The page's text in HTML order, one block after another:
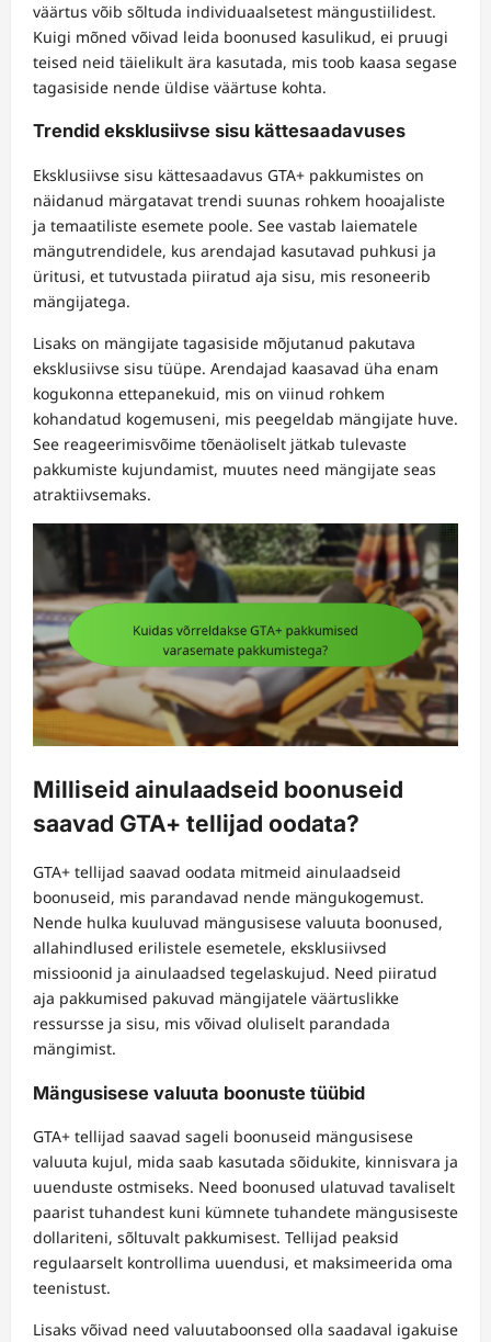
väärtus võib sõltuda individuaalsetest mängustiilidest.
Kuigi mõned võivad leida boonused kasulikud, ei pruugi
teised neid täielikult ära kasutada, mis toob kaasa segase
tagasiside nende üldise väärtuse kohta.
Trendid eksklusiivse sisu kättesaadavuses
Eksklusiivse sisu kättesaadavus GTA+ pakkumistes on
näidanud märgatavat trendi suunas rohkem hooajaliste
ja temaatiliste esemete poole. See vastab laiematele
mängutrendidele, kus arendajad kasutavad puhkusi ja
üritusi, et tutvustada piiratud aja sisu, mis resoneerib
mängijatega.
Lisaks on mängijate tagasiside mõjutanud pakutava
eksklusiivse sisu tüüpe. Arendajad kaasavad üha enam
kogukonna ettepanekuid, mis on viinud rohkem
kohandatud kogemuseni, mis peegeldab mängijate huve.
See reageerimisvõime tõenäoliselt jätkab tulevaste
pakkumiste kujundamist, muutes need mängijate seas
atraktiivsemaks.
Milliseid ainulaadseid boonuseid
saavad GTA+ tellijad oodata?
GTA+ tellijad saavad oodata mitmeid ainulaadseid
boonuseid, mis parandavad nende mängukogemust.
Nende hulka kuuluvad mängusisese valuuta boonused,
allahindlused erilistele esemetele, eksklusiivsed
missioonid ja ainulaadsed tegelaskujud. Need piiratud
aja pakkumised pakuvad mängijatele väärtuslikke
ressursse ja sisu, mis võivad oluliselt parandada
mängimist.
Mängusisese valuuta boonuste tüübid
GTA+ tellijad saavad sageli boonuseid mängusisese
valuuta kujul, mida saab kasutada sõidukite, kinnisvara ja
uuenduste ostmiseks. Need boonused ulatuvad tavaliselt
paarist tuhandest kuni kümnete tuhandete mängusiseste
dollariteni, sõltuvalt pakkumisest. Tellijad peaksid
regulaarselt kontrollima uuendusi, et maksimeerida oma
teenistust.
Lisaks võivad need valuutaboonsed olla saadaval igakuise